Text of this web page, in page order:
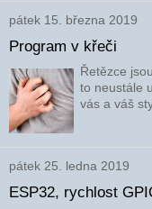
pátek 15. března 2019
Program v křeči
Řetězce
to neustále
vás a váš
pátek 25. ledna 2019
ESP32, rychlost